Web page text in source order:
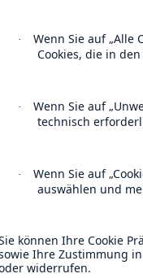
sein. "Dieser
am Bedarf
mit 37,4
(2005
Zukauf der